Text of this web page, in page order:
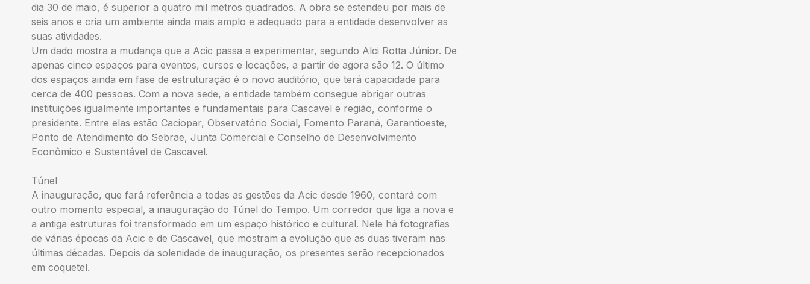
dia 30 de maio, é superior a quatro mil metros quadrados. A obra se estendeu por mais de
seis anos e cria um ambiente ainda mais amplo e adequado para a entidade desenvolver as
suas atividades.
Um dado mostra a mudança que a Acic passa a experimentar, segundo Alci Rotta Júnior. De
apenas cinco espaços para eventos, cursos e locações, a partir de agora são 12. O último
dos espaços ainda em fase de estruturação é o novo auditório, que terá capacidade para
cerca de 400 pessoas. Com a nova sede, a entidade também consegue abrigar outras
instituições igualmente importantes e fundamentais para Cascavel e região, conforme o
presidente. Entre elas estão Caciopar, Observatório Social, Fomento Paraná, Garantioeste,
Ponto de Atendimento do Sebrae, Junta Comercial e Conselho de Desenvolvimento
Econômico e Sustentável de Cascavel.
Túnel
A inauguração, que fará referência a todas as gestões da Acic desde 1960, contará com
outro momento especial, a inauguração do Túnel do Tempo. Um corredor que liga a nova e
a antiga estruturas foi transformado em um espaço histórico e cultural. Nele há fotografias
de várias épocas da Acic e de Cascavel, que mostram a evolução que as duas tiveram nas
últimas décadas. Depois da solenidade de inauguração, os presentes serão recepcionados
em coquetel.